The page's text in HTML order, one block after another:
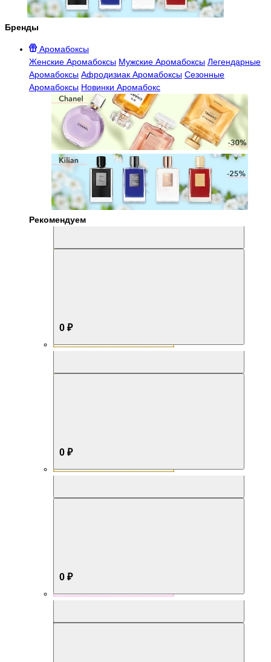
Бренды
Аромабоксы
Женские Аромабоксы Мужские Аромабоксы Легендарные
Аромабоксы Афродизиак Аромабоксы Сезонные
Аромабоксы Новинки Аромабокс
Рекомендуем
0 ₽
0 ₽
0 ₽